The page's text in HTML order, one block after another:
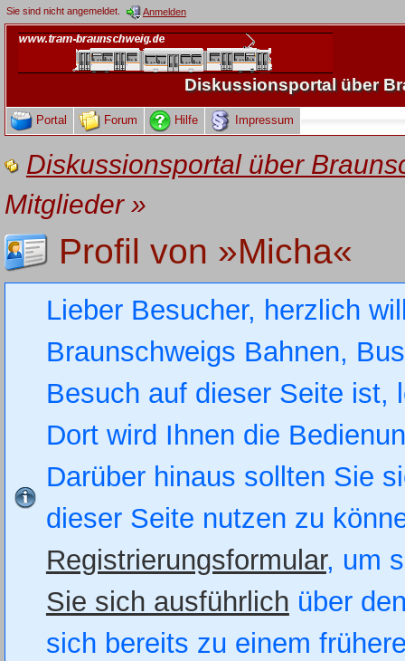
Sie sind nicht angemeldet. Anmelden
Diskussionsportal über
Portal Forum Hilfe Impressum
Diskussionsportal über
Mitglieder»
Profil von »Micha«
Lieber Besucher, herzlich
Braunschweigs Bahnen,
Besuch auf dieser Seite
Dort wird Ihnen die
Darüber hinaus sollten Sie
dieser Seite nutzen zu
Registrierungsformular, um
Sie sich ausführlich über
sich bereits zu einem